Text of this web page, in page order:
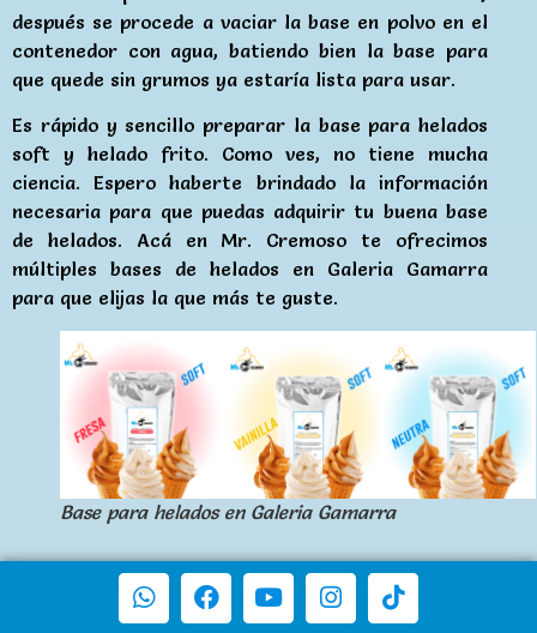
después se procede a vaciar la base en polvo en el
contenedor con agua, batiendo bien la base para
que quede sin grumos ya estaría lista para usar.
Es rápido y sencillo preparar la base para helados
soft y helado frito. Como ves, no tiene mucha
ciencia. Espero haberte brindado la información
necesaria para que puedas adquirir tu buena base
de helados. Acá en Mr. Cremoso te ofrecimos
múltiples bases de helados en Galeria Gamarra
para que elijas la que más te guste.
Base para helados en Galeria Gamarra